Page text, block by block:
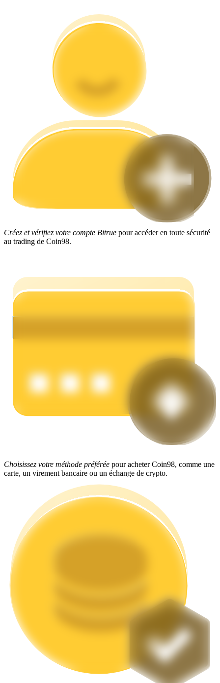
Guide de démarrage des contrats à terme
Gagner
Cochon de puissance
Gagnez quotidiennement des récompenses compétitives
Jalonnement
Des rendements élevés et un accès instantané
Launchpool
Staking flexible pour gagner des jetons populaires
Créez et vérifiez votre compte Bitrue pour accéder en toute sécurité
au trading de Coin98.
Choisissez votre méthode préférée pour acheter Coin98, comme une
carte, un virement bancaire ou un échange de crypto.